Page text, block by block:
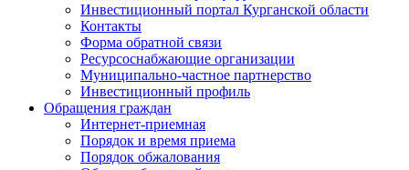
Инвестиционный портал Курганской области
Контакты
Форма обратной связи
Ресурсоснабжающие организации
Муниципально-частное партнерство
Инвестиционный профиль
Обращения граждан
Интернет-приемная
Порядок и время приема
Порядок обжалования